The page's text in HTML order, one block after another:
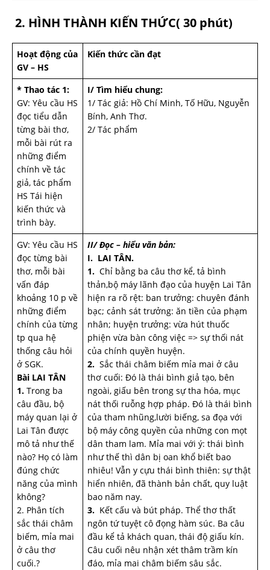
2. HÌNH THÀNH KIẾN THỨC( 30 phút)
Hoạt động của
GV – HS
Kiến thức cần đạt
* Thao tác 1:
GV: Yêu cầu HS
đọc tiểu dẫn
từng bài thơ,
mỗi bài rút ra
những điểm
chính về tác
giả, tác phẩm
HS Tái hiện
kiến thức và
trình bày.
I/ Tìm hiểu chung:
1/ Tác giả: Hồ Chí Minh, Tố Hữu, Nguyễn
Bính, Anh Thơ.
2/ Tác phẩm
GV: Yêu cầu HS
đọc từng bài
thơ, mỗi bài
vấn đáp
khoảng 10 p về
những điểm
chính của từng
tp qua hệ
thống câu hỏi
ở SGK.
Bài LAI TÂN
1. Trong ba
câu đầu, bộ
máy quan lại ở
Lai Tân được
mô tả như thế
nào? Họ có làm
đúng chức
năng của mình
không?
2. Phân tích
sắc thái châm
biếm, mỉa mai
ở câu thơ
cuối.?
II/ Đọc – hiểu văn bản:
I. LAI TÂN.
1. Chỉ bằng ba câu thơ kể, tả bình
thản,bộ máy lãnh đạo của huyện Lai Tân
hiện ra rõ rệt: ban trưởng: chuyên đánh
bạc; cảnh sát trưởng: ăn tiền của phạm
nhân; huyện trưởng: vừa hút thuốc
phiện vừa bàn công việc => sự thối nát
của chính quyền huyện.
2. Sắc thái châm biếm mỉa mai ở câu
thơ cuối: Đó là thái bình giả tạo, bên
ngoài, giấu bên trong sự tha hóa, mục
nát thối ruỗng hợp pháp. Đó là thái bình
của tham nhũng,lười biếng, sa đọa với
bộ máy công quyền của những con mọt
dân tham lam. Mỉa mai với ý: thái bình
như thế thì dân bị oan khổ biết bao
nhiêu! Vẫn y cựu thái bình thiên: sự thật
hiển nhiên, đã thành bản chất, quy luật
bao năm nay.
3. Kết cấu và bút pháp. Thể thơ thất
ngôn tứ tuyệt cô đọng hàm súc. Ba câu
đầu kể tả khách quan, thái độ giấu kín.
Câu cuối nêu nhận xét thâm trầm kín
đáo, mỉa mai châm biếm sâu sắc.